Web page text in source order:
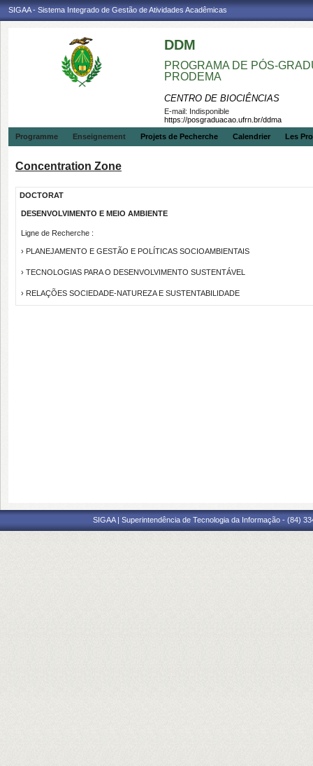
SIGAA - Sistema Integrado de Gestão de Atividades Acadêmicas
DDM
PROGRAMA DE PÓS-
PRODEMA
CENTRO DE BIOCIÊNCIAS
E-mail: Indisponible
https://posgraduacao.ufrn.br/ddma
Programme
Enseignement Projets de Pecherche Calendrier Les
Concentration Zone
DOCTORAT
DESENVOLVIMENTO E MEIO AMBIENTE
Ligne de Recherche :
› PLANEJAMENTO E GESTÃO E POLÍTICAS SOCIOAMBIENTAIS
› TECNOLOGIAS PARA O DESENVOLVIMENTO SUSTENTÁVEL
› RELAÇÕES SOCIEDADE-NATUREZA E SUSTENTABILIDADE
SIGAA | Superintendência de Tecnologia da Informação - (84)